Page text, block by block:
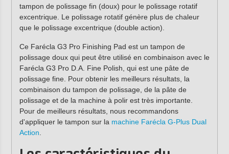
tampon de polissage fin (doux) pour le polissage rotatif
excentrique. Le polissage rotatif génère plus de chaleur
que le polissage excentrique (double action).
Ce Farécla G3 Pro Finishing Pad est un tampon de
polissage doux qui peut être utilisé en combinaison avec le
Farécla G3 Pro D.A. Fine Polish, qui est une pâte de
polissage fine. Pour obtenir les meilleurs résultats, la
combinaison du tampon de polissage, de la pâte de
polissage et de la machine à polir est très importante.
Pour de meilleurs résultats, nous recommandons
d'appliquer le tampon sur la machine Farécla G-Plus Dual
Action.